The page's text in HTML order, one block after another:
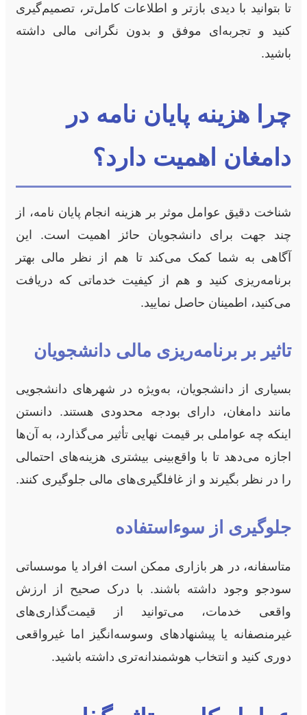
تا بتوانید با دیدی بازتر و اطلاعات کامل‌تر، تصمیم‌گیری
کنید و تجربه‌ای موفق و بدون نگرانی مالی داشته
باشید.
چرا هزینه پایان نامه در
دامغان اهمیت دارد؟
شناخت دقیق عوامل موثر بر هزینه انجام پایان نامه، از
چند جهت برای دانشجویان حائز اهمیت است. این
آگاهی به شما کمک می‌کند تا هم از نظر مالی بهتر
برنامه‌ریزی کنید و هم از کیفیت خدماتی که دریافت
می‌کنید، اطمینان حاصل نمایید.
تاثیر بر برنامه‌ریزی مالی دانشجویان
بسیاری از دانشجویان، به‌ویژه در شهرهای دانشجویی
مانند دامغان، دارای بودجه محدودی هستند. دانستن
اینکه چه عواملی بر قیمت نهایی تأثیر می‌گذارد، به آن‌ها
اجازه می‌دهد تا با واقع‌بینی بیشتری هزینه‌های احتمالی
را در نظر بگیرند و از غافلگیری‌های مالی جلوگیری کنند.
جلوگیری از سوءاستفاده
متاسفانه، در هر بازاری ممکن است افراد یا موسساتی
سودجو وجود داشته باشند. با درک صحیح از ارزش
واقعی خدمات، می‌توانید از قیمت‌گذاری‌های
غیرمنصفانه یا پیشنهادهای وسوسه‌انگیز اما غیرواقعی
دوری کنید و انتخاب هوشمندانه‌تری داشته باشید.